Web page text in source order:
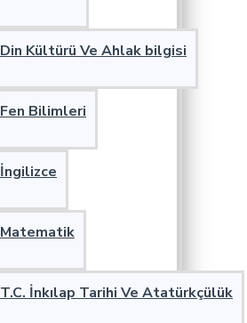
Din Kültürü Ve Ahlak bilgisi
Fen Bilimleri
İngilizce
Matematik
T.C. İnkılap Tarihi Ve Atatürkçülük